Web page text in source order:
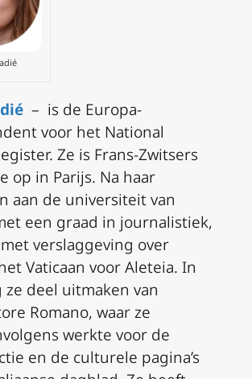
– is de Europa-
voor het National
Ze is Frans-Zwitsers
op in Parijs. Na haar
aan de universiteit van
een graad in journalistiek,
verslaggeving over
Vaticaan voor Aleteia. In
ze deel uitmaken van
Romano, waar ze
werkte voor de
en de culturele pagina’s